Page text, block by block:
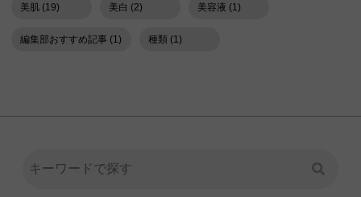
美肌 (19) 美白 (2) 美容液 (1)
編集部おすすめ記事 (1) 種類 (1)